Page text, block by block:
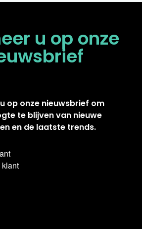
u op onze
op onze nieuwsbrief om
te blijven van nieuwe
en de laatste trends.